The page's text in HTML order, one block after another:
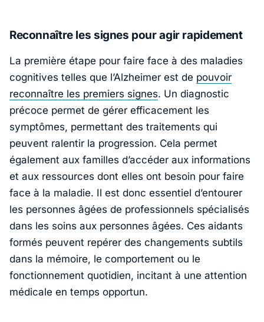
Reconnaître les signes pour agir rapidement
La première étape pour faire face à des maladies
cognitives telles que l’Alzheimer est de pouvoir
reconnaître les premiers signes. Un diagnostic
précoce permet de gérer efficacement les
symptômes, permettant des traitements qui
peuvent ralentir la progression. Cela permet
également aux familles d’accéder aux informations
et aux ressources dont elles ont besoin pour faire
face à la maladie. Il est donc essentiel d’entourer
les personnes âgées de professionnels spécialisés
dans les soins aux personnes âgées. Ces aidants
formés peuvent repérer des changements subtils
dans la mémoire, le comportement ou le
fonctionnement quotidien, incitant à une attention
médicale en temps opportun.